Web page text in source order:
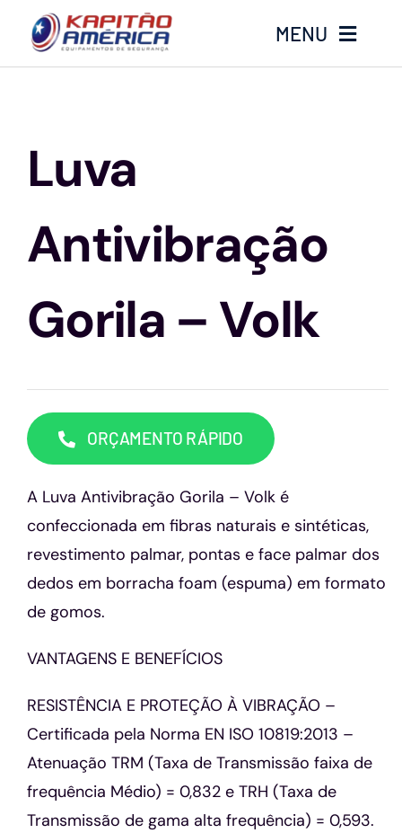
o
MENU
Produtos
Luvas
Altura
Capacetes
Contato
Luva
Antivibração
Gorila – Volk
ORÇAMENTO RÁPIDO
A Luva Antivibração Gorila – Volk é
confeccionada em fibras naturais e sintéticas,
revestimento palmar, pontas e face palmar dos
dedos em borracha foam (espuma) em formato
de gomos.
VANTAGENS E BENEFÍCIOS
RESISTÊNCIA E PROTEÇÃO À VIBRAÇÃO –
Certificada pela Norma EN ISO 10819:2013 –
Atenuação TRM (Taxa de Transmissão faixa de
frequência Médio) = 0,832 e TRH (Taxa de
Transmissão de gama alta frequência) = 0,593.